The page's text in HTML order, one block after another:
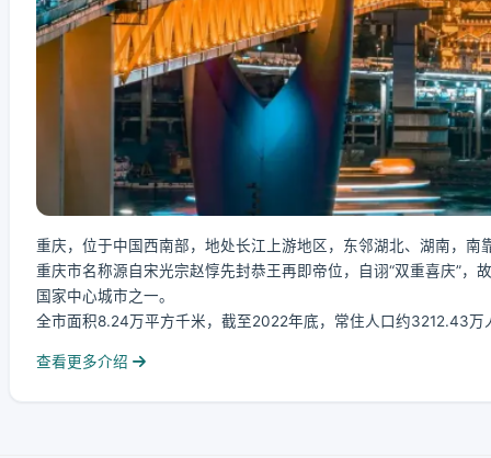
重庆，位于中国西南部，地处长江上游地区，东邻湖北、湖南，
重庆市名称源自宋光宗赵惇先封恭王再即帝位，自诩“双重喜庆”
国家中心城市之一。
全市面积8.24万平方千米，截至2022年底，常住人口约3212.43万
查看更多介绍